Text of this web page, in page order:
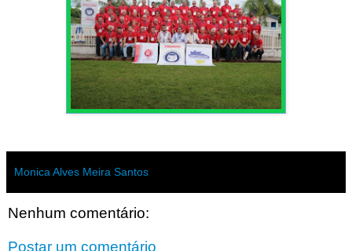
Monica Alves Meira Santos
Nenhum comentário:
Postar um comentário